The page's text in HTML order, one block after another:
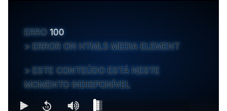
ERRO 100
ERROR ON HTML5 MEDIA ELEMENT
ESTE CONTEÚDO ESTÁ NESTE
MOMENTO INDISPONÍVEL